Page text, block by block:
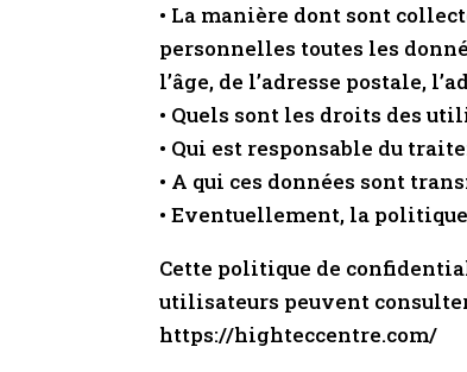
• La manière dont sont
personnelles toutes les
l’âge, de l’adresse postale,
• Quels sont les droits des
• Qui est responsable du
• A qui ces données sont
• Eventuellement, la
Cette politique de
utilisateurs peuvent consulter
https://highteccentre.com/